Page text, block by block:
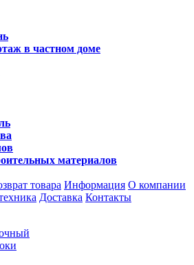
в частном доме
материалов
товара Информация О компании
Доставка Контакты